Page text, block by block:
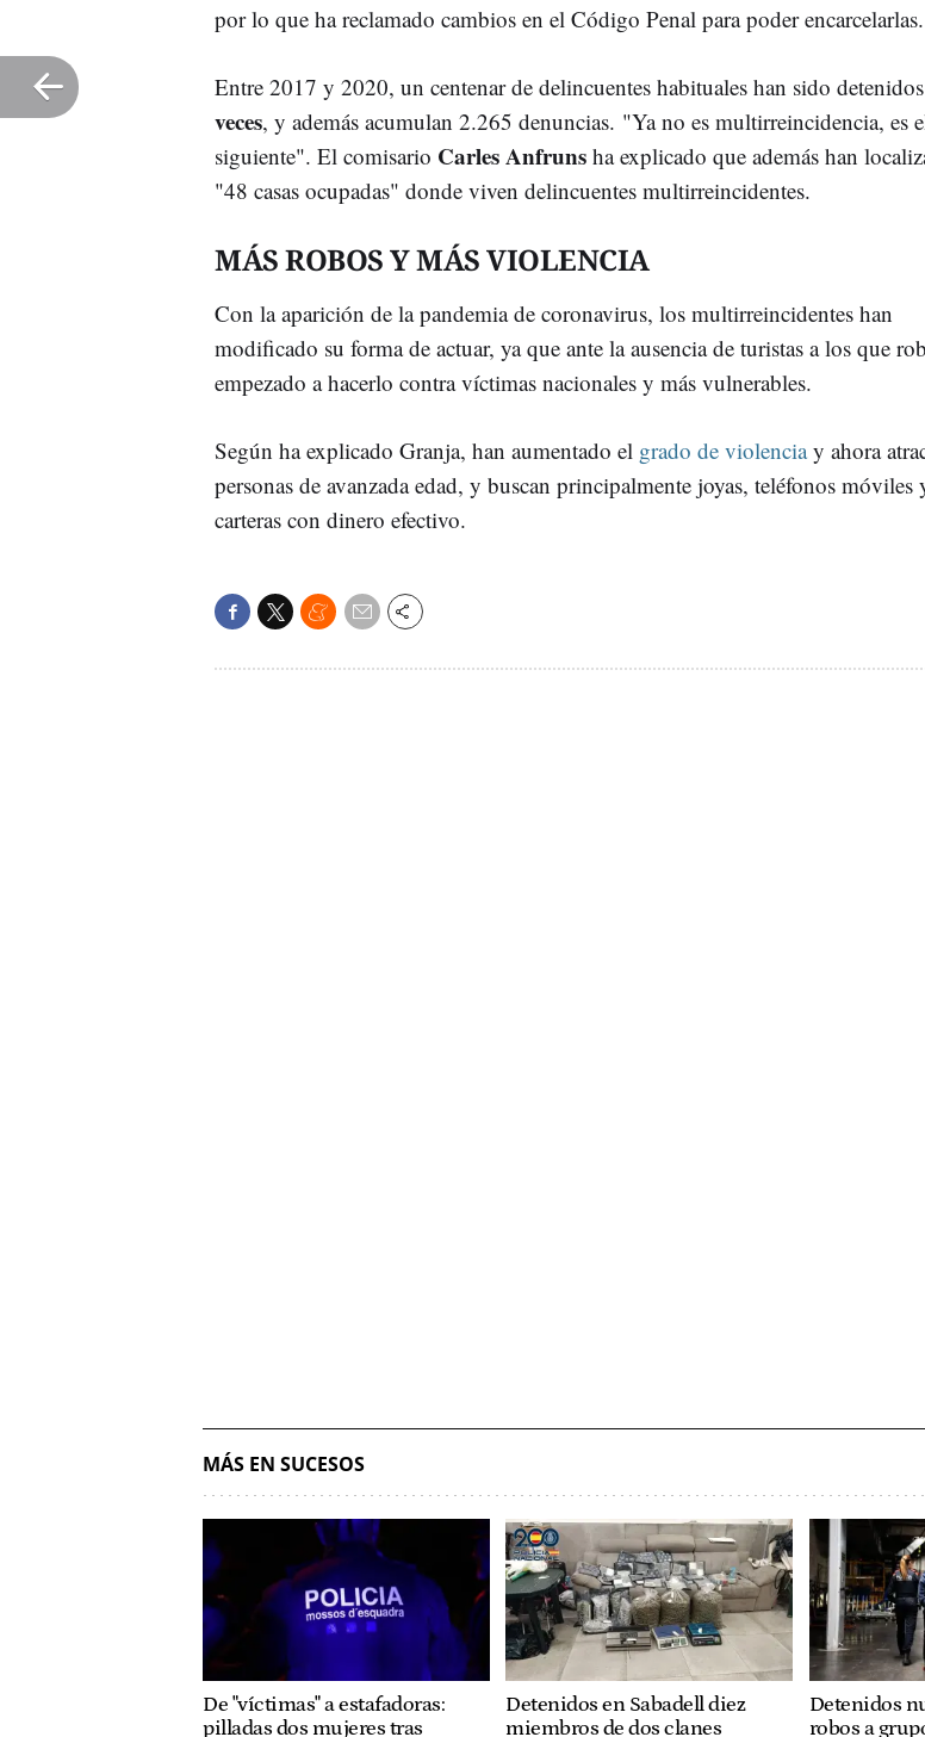
por lo que ha reclamado cambios en el Código Penal para poder encarcelarlas.
Entre 2017 y 2020, un centenar de delincuentes habituales han sido detenidos
veces, y además acumulan 2.265 denuncias. "Ya no es multirreincidencia, es
siguiente". El comisario Carles Anfruns ha explicado que además han
"48 casas ocupadas" donde viven delincuentes multirreincidentes.
MÁS ROBOS Y MÁS VIOLENCIA
Con la aparición de la pandemia de coronavirus, los multirreincidentes han
modificado su forma de actuar, ya que ante la ausencia de turistas a los que
empezado a hacerlo contra víctimas nacionales y más vulnerables.
Según ha explicado Granja, han aumentado el grado de violenciay ahora
personas de avanzada edad, y buscan principalmente joyas, teléfonos móviles
carteras con dinero efectivo.
MÁS EN SUCESOS
De "víctimas" a estafadoras:
pilladas dos mujeres tras
Detenidos en Sabadell diez
miembros de dos clanes
Detenidos
robos a